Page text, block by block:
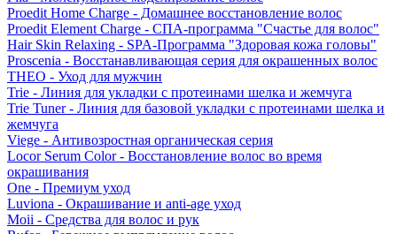
Proedit Home Charge - Домашнее восстановление волос
Proedit Element Charge - СПА-программа "Счастье для волос"
Hair Skin Relaxing - SPA-Программа "Здоровая кожа головы"
Proscenia - Восстанавливающая серия для окрашенных волос
THEO - Уход для мужчин
Trie - Линия для укладки с протеинами шелка и жемчуга
Trie Tuner - Линия для базовой укладки с протеинами шелка и
жемчуга
Viege - Антивозростная органическая серия
Locor Serum Color - Восстановление волос во время
окрашивания
One - Премиум уход
Luviona - Окрашивание и anti-age уход
Moii - Средства для волос и рук